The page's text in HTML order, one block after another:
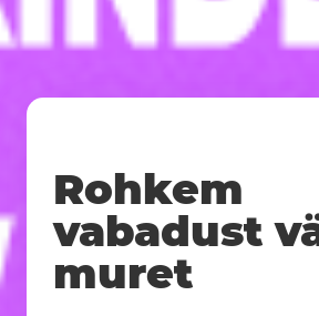
Rohkem
vabadust
muret